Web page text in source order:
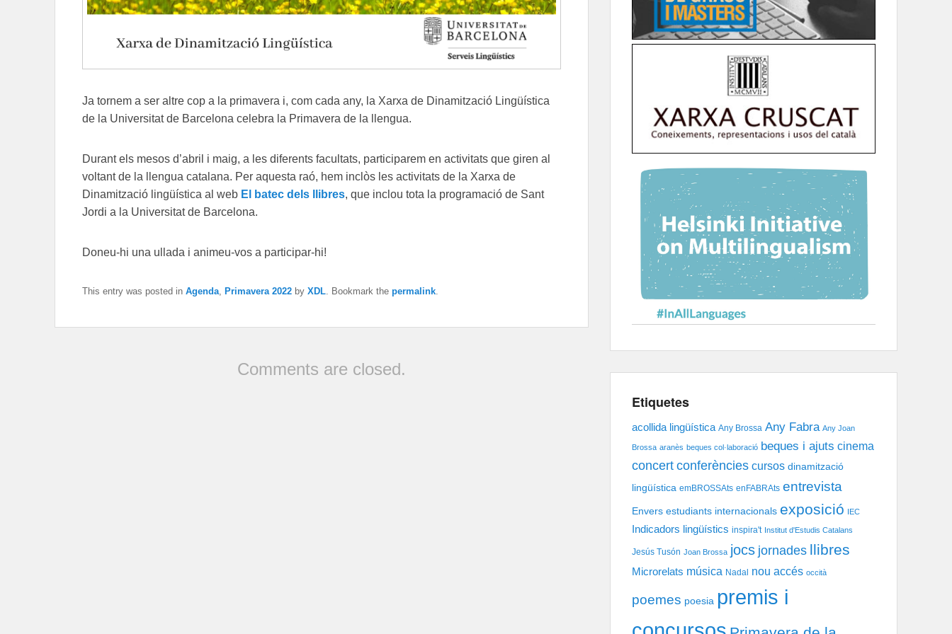
Ja tornem a ser altre cop a la primavera i, com cada any, la Xarxa de Dinamització Lingüística
de la Universitat de Barcelona celebra la Primavera de la llengua.
Durant els mesos d’abril i maig, a les diferents facultats, participarem en activitats que giren al
voltant de la llengua catalana. Per aquesta raó, hem inclòs les activitats de la Xarxa de
Dinamització lingüística al web El batec dels llibres, que inclou tota la programació de Sant
Jordi a la Universitat de Barcelona.
Doneu-hi una ullada i animeu-vos a participar-hi!
This entry was posted in Agenda Primavera 2022 by XDL . Bookmark the permalink
Comments are closed.
Etiquetes
acollida lingüística Any Brossa Any Fabra Any Joan
Brossa aranès beques col·laboració beques i ajuts cinema
concert conferències cursos dinamització
lingüística emBROSSAts enFABRAts entrevista
Envers estudiants internacionals exposició IEC
Indicadors lingüístics inspira't Institut d'Estudis Catalans
Jesús Tusón Joan Brossa jocs jornades llibres
Microrelats música Nadal nou accés occità
poemes poesia premis i